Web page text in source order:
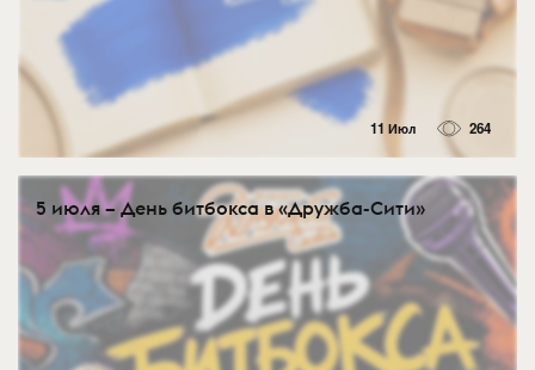
11 Июл 264
5 июля – День битбокса в «Дружба-Сити»